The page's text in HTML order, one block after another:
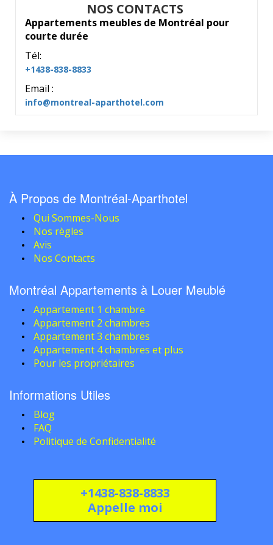
NOS CONTACTS
Appartements meubles de Montréal pour
courte durée
Tél:
+1438-838-8833
Email :
info@montreal-aparthotel.com
À Propos de Montréal-Aparthotel
Qui Sommes-Nous
Nos règles
Avis
Nos Contacts
Montréal Appartements à Louer Meublé
Appartement 1 chambre
Appartement 2 chambres
Appartement 3 chambres
Appartement 4 chambres et plus
Pour les propriétaires
Informations Utiles
Blog
FAQ
Politique de Confidentialité
+1438-838-8833
Appelle moi